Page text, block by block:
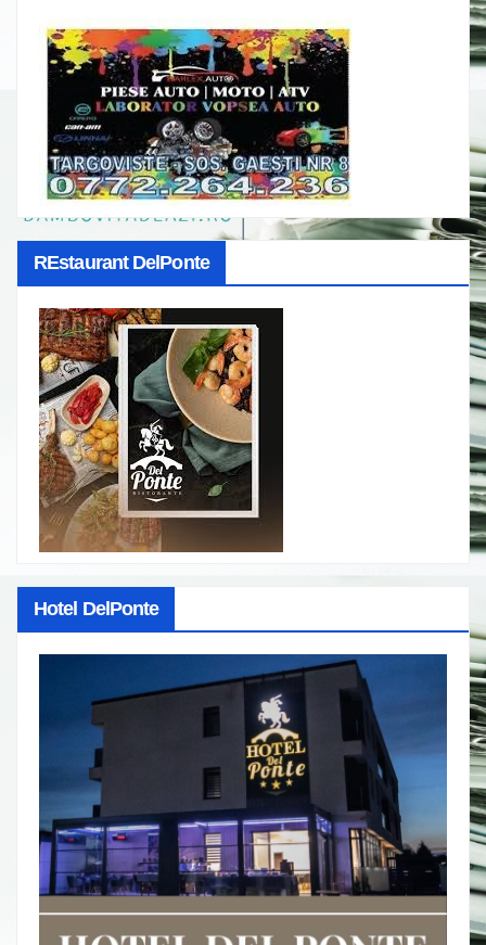
REstaurant DelPonte
Hotel DelPonte